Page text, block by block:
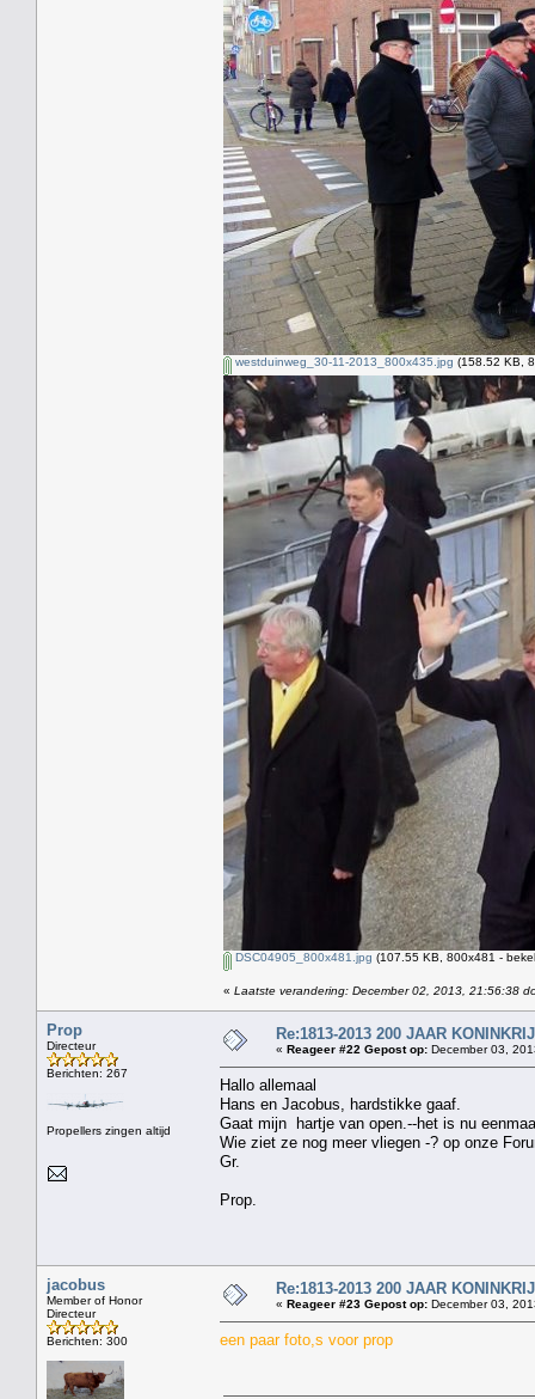
westduinweg_30-11-2013_800x435.jpg (158.52 KB,
DSC04905_800x481.jpg (107.55 KB, 800x481 -
« Laatste verandering: December 02, 2013, 21:56:38
Prop
Directeur
Berichten: 267
Propellers zingen altijd
Re:1813-2013 200 JAAR
« Reageer #22 Gepost op: December 03,
Hallo allemaal
Hans en Jacobus, hardstikke gaaf.
Gaat mijn hartje van open.--het is nu
Wie ziet ze nog meer vliegen -? op onze
Gr.
Prop.
jacobus
Member of Honor
Directeur
Berichten: 300
Re:1813-2013 200 JAAR
« Reageer #23 Gepost op: December 03,
een paar foto,s voor prop